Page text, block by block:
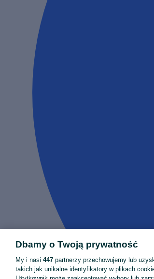
Dbamy o Twoją prywatność
My i nasi 447 partnerzy przechowujemy lub
takich jak unikalne identyfikatory w plikach